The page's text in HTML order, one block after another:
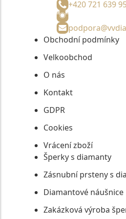
+420 721 639
Obchodní podmínky
Velkoobchod
O nás
Kontakt
GDPR
Cookies
Vrácení zboží
Šperky s diamanty
Zásnubní prsteny s
Diamantové náušnice
Zakázková výroba